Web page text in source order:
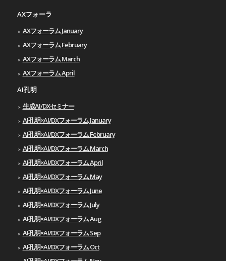
AXフォーラ
AXフォーラム January
AXフォーラム February
AXフォーラム March
AXフォーラム April
AI孔明
生成AI/DXセミナー
AI孔明×AI/DXフォーラム January
AI孔明×AI/DXフォーラム February
AI孔明×AI/DXフォーラム March
AI孔明×AI/DXフォーラム April
AI孔明×AI/DXフォーラム May
AI孔明×AI/DXフォーラム June
AI孔明×AI/DXフォーラム July
AI孔明×AI/DXフォーラム Aug
AI孔明×AI/DXフォーラム Sep
AI孔明×AI/DXフォーラム Oct